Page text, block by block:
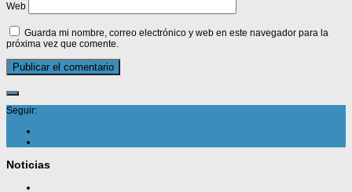
Web
Guarda mi nombre, correo electrónico y web en este navegador para la
próxima vez que comente.
Seguir:
Noticias